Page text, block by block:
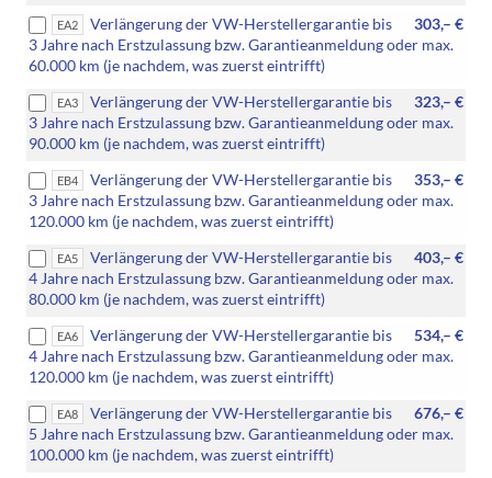
Leichtmetallfelgen
"York")
EA2 303,– €
Verlängerung der VW-Herstellergarantie bis
3 Jahre nach Erstzulassung bzw. Garantieanmeldung oder max.
60.000 km (je nachdem, was zuerst eintrifft)
EA3 323,– €
Verlängerung der VW-Herstellergarantie bis
3 Jahre nach Erstzulassung bzw. Garantieanmeldung oder max.
90.000 km (je nachdem, was zuerst eintrifft)
EB4 353,– €
Verlängerung der VW-Herstellergarantie bis
3 Jahre nach Erstzulassung bzw. Garantieanmeldung oder max.
120.000 km (je nachdem, was zuerst eintrifft)
EA5 403,– €
Verlängerung der VW-Herstellergarantie bis
4 Jahre nach Erstzulassung bzw. Garantieanmeldung oder max.
80.000 km (je nachdem, was zuerst eintrifft)
EA6 534,– €
Verlängerung der VW-Herstellergarantie bis
4 Jahre nach Erstzulassung bzw. Garantieanmeldung oder max.
120.000 km (je nachdem, was zuerst eintrifft)
EA8 676,– €
Verlängerung der VW-Herstellergarantie bis
5 Jahre nach Erstzulassung bzw. Garantieanmeldung oder max.
100.000 km (je nachdem, was zuerst eintrifft)